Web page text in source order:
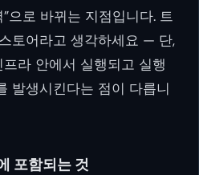
으로 바뀌는 지점입니다. 트
토어라고 생각하세요 — 단,
프라 안에서 실행되고 실행
발생시킨다는 점이 다릅니
포함되는 것